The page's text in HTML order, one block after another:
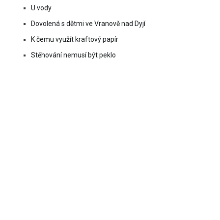
U vody
Dovolená s dětmi ve Vranově nad Dyjí
K čemu využít kraftový papír
Stěhování nemusí být peklo